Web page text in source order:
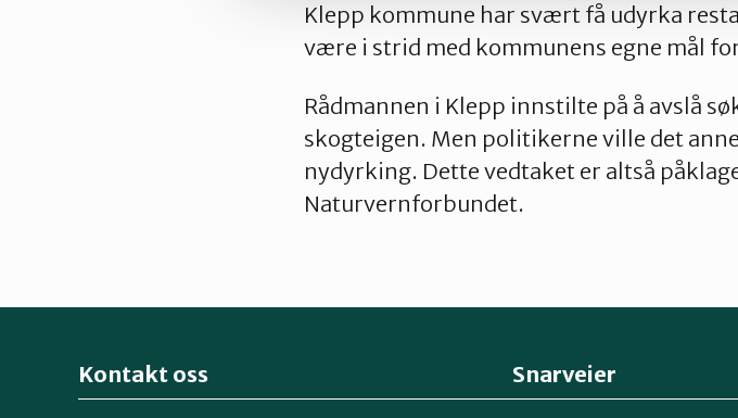
Klepp kommune har svært få udyrka
være i strid med kommunens egne mål
Rådmannen i Klepp innstilte på å avslå
skogteigen. Men politikerne ville det
nydyrking. Dette vedtaket er altså
Naturvernforbundet.
Kontakt oss Snarveier